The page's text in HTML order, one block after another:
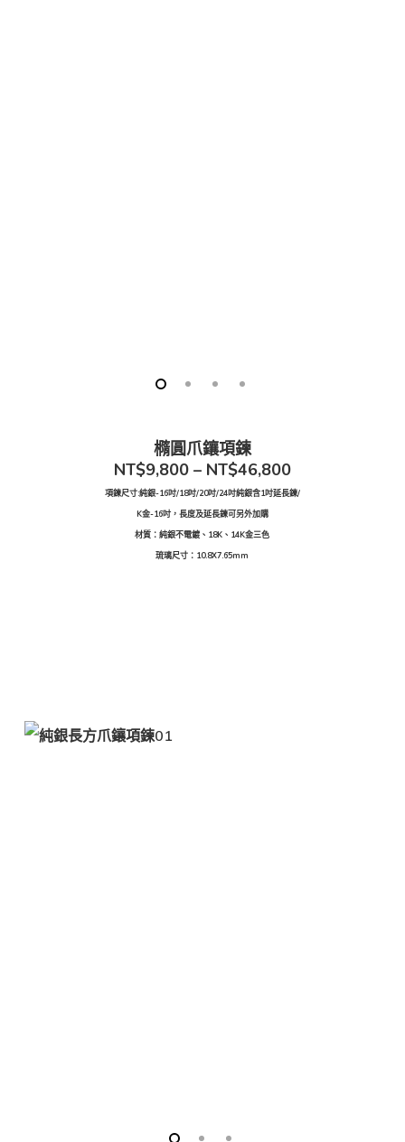
橢圓爪鑲項鍊
NT$9,800– NT$46,800
項鍊尺寸:純銀-16吋/18吋/20吋/24吋純銀含1吋延長鍊/
K金-16吋，長度及延長鍊可另外加購
材質：純銀不電鍍、18K、14K金三色
琉璃尺寸：10.8X7.65mm